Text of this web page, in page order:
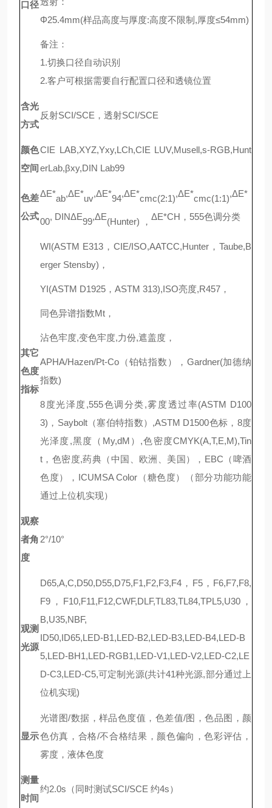
口径
Φ25.4mm(样品高度与厚度:高度不限制,厚度≤54mm)
备注：
1.切换口径自动识别
2.客户可根据需要自行配置口径和透镜位置
含光
方式
反射SCI/SCE，透射SCI/SCE
颜色
空间
CIE LAB,XYZ,Yxy,LCh,CIE LUV,Musell,s-RGB,Hunt
erLab,βxy,DIN Lab99
色差
公式
ΔE*ab,ΔE*uv,ΔE*94,ΔE*cmc(2:1),ΔE*cmc(1:1),ΔE*
00, DINΔE99,ΔE(Hunter) ΔE*CH，555色调分类
其它
色度
指标
WI(ASTM E313，CIE/ISO,AATCC,Hunter，Taube,B
erger Stensby)，
YI(ASTM D1925，ASTM 313),ISO亮度,R457，
同色异谱指数Mt，
沾色牢度,变色牢度,力份,遮盖度，
APHA/Hazen/Pt-Co（铂钴指数），Gardner(加德纳
指数)
8度光泽度,555色调分类,雾度透过率(ASTM D100
3)，Saybolt（塞伯特指数）,ASTM D1500色标，8度
光泽度,黑度（My,dM）,色密度CMYK(A,T,E,M),Tin
t，色密度,药典（中国、欧洲、美国），EBC（啤酒
色度），ICUMSA Color（糖色度）（部分功能功能
通过上位机实现）
观察
者角
度
2°/10°
观测
光源
D65,A,C,D50,D55,D75,F1,F2,F3,F4，F5，F6,F7,F8,
F9，F10,F11,F12,CWF,DLF,TL83,TL84,TPL5,U30，
B,U35,NBF,
ID50,ID65,LED-B1,LED-B2,LED-B3,LED-B4,LED-B
5,LED-BH1,LED-RGB1,LED-V1,LED-V2,LED-C2,LE
D-C3,LED-C5,可定制光源(共计41种光源,部分通过上
位机实现)
显示
光谱图/数据，样品色度值，色差值/图，色品图，颜
色仿真，合格/不合格结果，颜色偏向 ，色彩评估，
雾度，液体色度
测量
时间
约2.0s（同时测试SCI/SCE 约4s）